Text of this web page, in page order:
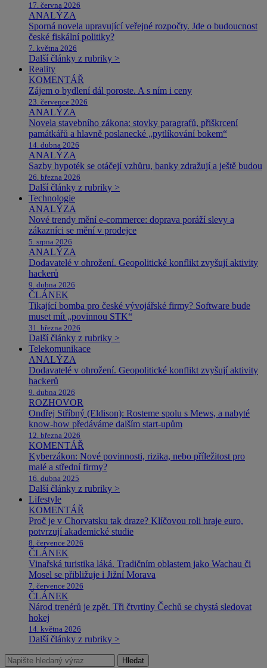
17. června 2026
ANALÝZA
Sporná novela upravující veřejné rozpočty. Jde o budoucnost
české fiskální politiky?
7. května 2026
Další články z rubriky >
Reality
KOMENTÁŘ
Zájem o bydlení dál poroste. A s ním i ceny
23. července 2026
ANALÝZA
Novela stavebního zákona: stovky paragrafů, přiškrcení
památkářů a hlavně poslanecké „pytlíkování bokem“
14. dubna 2026
ANALÝZA
Sazby hypoték se otáčejí vzhůru, banky zdražují a ještě budou
26. března 2026
Další články z rubriky >
Technologie
ANALÝZA
Nové trendy mění e-commerce: doprava poráží slevy a
zákazníci se mění v prodejce
5. srpna 2026
ANALÝZA
Dodavatelé v ohrožení. Geopolitické konflikt zvyšují aktivity
hackerů
9. dubna 2026
ČLÁNEK
Tikající bomba pro české vývojářské firmy? Software bude
muset mít „povinnou STK“
31. března 2026
Další články z rubriky >
Telekomunikace
ANALÝZA
Dodavatelé v ohrožení. Geopolitické konflikt zvyšují aktivity
hackerů
9. dubna 2026
ROZHOVOR
Ondřej Stříbný (Eldison): Rosteme spolu s Mews, a nabyté
know-how předáváme dalším start-upům
12. března 2026
KOMENTÁŘ
Kyberzákon: Nové povinnosti, rizika, nebo příležitost pro
malé a střední firmy?
16. dubna 2025
Další články z rubriky >
Lifestyle
KOMENTÁŘ
Proč je v Chorvatsku tak draze? Klíčovou roli hraje euro,
potvrzují akademické studie
8. července 2026
ČLÁNEK
Vinařská turistika láká. Tradičním oblastem jako Wachau či
Mosel se přibližuje i Jižní Morava
7. července 2026
ČLÁNEK
Národ trenérů je zpět. Tři čtvrtiny Čechů se chystá sledovat
hokej
14. května 2026
Další články z rubriky >
Hledat